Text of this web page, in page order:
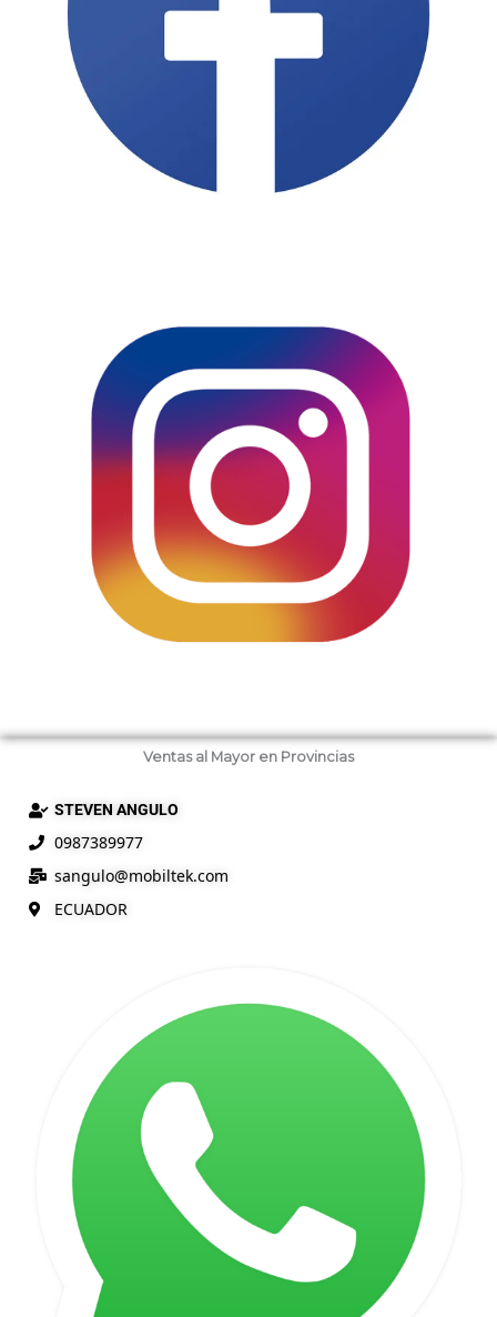
Ventas al Mayor en Provincias
STEVEN ANGULO
0987389977
sangulo@mobiltek.com
ECUADOR